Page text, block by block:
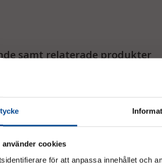
använder cookies
för att anpassa innehållet och
samt relaterade produkter